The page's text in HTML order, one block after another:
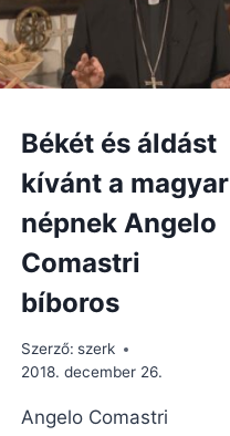
Békét és áldást
kívánt a magyar
népnek Angelo
Comastri
bíboros
Szerző: szerk
2018. december 26.
Angelo Comastri